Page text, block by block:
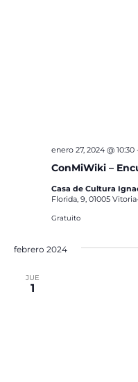
ConMiWiki –
enero 27, 2024 @ 10:30
Casa de Cultura
Florida, 9, 01005
Gratuito
febrero 2024
JUE
1